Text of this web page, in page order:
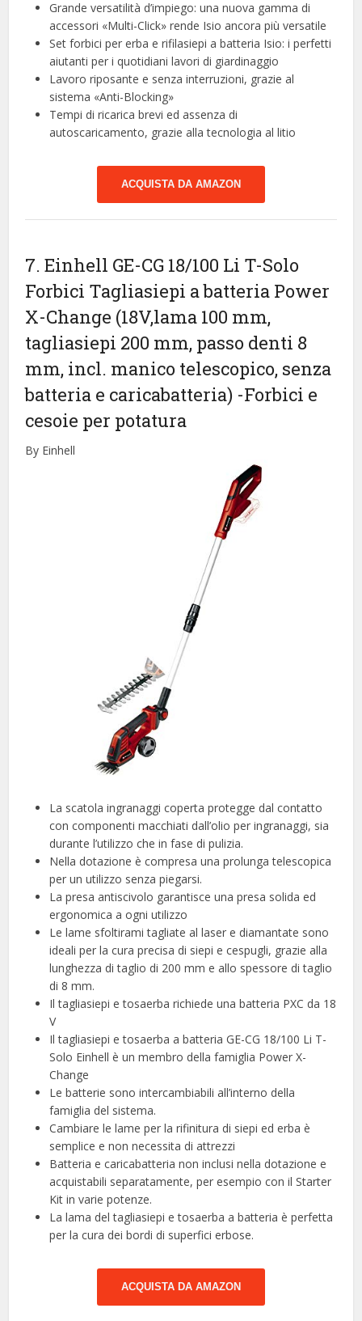
Grande versatilità d’impiego: una nuova gamma di
accessori «Multi-Click» rende Isio ancora più versatile
Set forbici per erba e rifilasiepi a batteria Isio: i perfetti
aiutanti per i quotidiani lavori di giardinaggio
Lavoro riposante e senza interruzioni, grazie al
sistema «Anti-Blocking»
Tempi di ricarica brevi ed assenza di
autoscaricamento, grazie alla tecnologia al litio
ACQUISTA DA AMAZON
7. Einhell GE-CG 18/100 Li T-Solo
Forbici Tagliasiepi a batteria Power
X-Change (18V,lama 100 mm,
tagliasiepi 200 mm, passo denti 8
mm, incl. manico telescopico, senza
batteria e caricabatteria) -Forbici e
cesoie per potatura
By Einhell
La scatola ingranaggi coperta protegge dal contatto
con componenti macchiati dall’olio per ingranaggi, sia
durante l’utilizzo che in fase di pulizia.
Nella dotazione è compresa una prolunga telescopica
per un utilizzo senza piegarsi.
La presa antiscivolo garantisce una presa solida ed
ergonomica a ogni utilizzo
Le lame sfoltirami tagliate al laser e diamantate sono
ideali per la cura precisa di siepi e cespugli, grazie alla
lunghezza di taglio di 200 mm e allo spessore di taglio
di 8 mm.
Il tagliasiepi e tosaerba richiede una batteria PXC da 18
V
Il tagliasiepi e tosaerba a batteria GE-CG 18/100 Li T-
Solo Einhell è un membro della famiglia Power X-
Change
Le batterie sono intercambiabili all’interno della
famiglia del sistema.
Cambiare le lame per la rifinitura di siepi ed erba è
semplice e non necessita di attrezzi
Batteria e caricabatteria non inclusi nella dotazione e
acquistabili separatamente, per esempio con il Starter
Kit in varie potenze.
La lama del tagliasiepi e tosaerba a batteria è perfetta
per la cura dei bordi di superfici erbose.
ACQUISTA DA AMAZON